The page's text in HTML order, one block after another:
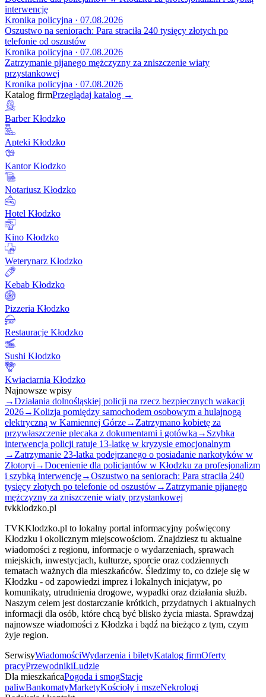
interwencję
Kronika policyjna · 07.08.2026
Oszustwo na seniorach: Para straciła 240 tysięcy złotych po
telefonie od oszustów
Kronika policyjna · 07.08.2026
Zatrzymanie pijanego mężczyzny za zniszczenie wiaty
przystankowej
Kronika policyjna · 07.08.2026
Katalog firmPrzeglądaj katalog →
Barber Kłodzko
Apteki Kłodzko
Kantor Kłodzko
Notariusz Kłodzko
Hotel Kłodzko
Kino Kłodzko
Weterynarz Kłodzko
Kebab Kłodzko
Pizzeria Kłodzko
Restauracje Kłodzko
Sushi Kłodzko
Kwiaciarnia Kłodzko
Najnowsze wpisy
→Działania dolnośląskiej policji na rzecz bezpiecznych wakacji
2026→Kolizja pomiędzy samochodem osobowym a hulajnogą
elektryczną w Kamiennej Górze→ Zatrzymano kobietę za
przywłaszczenie plecaka z dokumentami i gotówką → Szybka
interwencja policji ratuje 13-latkę w kryzysie emocjonalnym
→ Zatrzymanie 23-latka podejrzanego o posiadanie narkotyków w
Złotoryi →Docenienie dla policjantów w Kłodzku za profesjonalizm
i szybką interwencję→Oszustwo na seniorach: Para straciła 240
tysięcy złotych po telefonie od oszustów→ Zatrzymanie pijanego
mężczyzny za zniszczenie wiaty przystankowej
tvkklodzko.pl
TVKKlodzko.pl to lokalny portal informacyjny poświęcony
Kłodzku i okolicznym miejscowościom. Znajdziesz tu aktualne
wiadomości z regionu, informacje o wydarzeniach, sprawach
miejskich, inwestycjach, kulturze, sporcie oraz codziennych
tematach ważnych dla mieszkańców. Śledzimy to, co dzieje się w
Kłodzku - od zapowiedzi imprez i lokalnych inicjatyw, po
komunikaty, utrudnienia drogowe, wypadki oraz działania służb.
Naszym celem jest dostarczanie krótkich, przydatnych i aktualnych
informacji dla osób, które chcą być blisko życia miasta. Sprawdzaj
najnowsze wiadomości z Kłodzka i bądź na bieżąco z tym, czym
żyje region.
SerwisyWiadomościWydarzenia i biletyKatalog firmOferty
pracyPrzewodnikiLudzie
Dla mieszkańcaPogoda i smogStacje
paliwBankomatyMarketyKościoły i mszeNekrologi